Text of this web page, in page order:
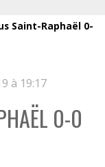
Saint-Raphaël 0-
à 19:17
0-0